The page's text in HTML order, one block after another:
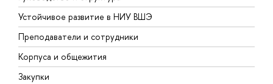
Устойчивое развитие в НИУ ВШЭ
Преподаватели и сотрудники
Корпуса и общежития
Закупки